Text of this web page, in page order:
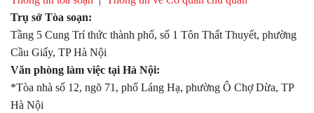
Trụ sở Tòa soạn:
Tầng 5 Cung Trí thức thành phố, số 1 Tôn Thất Thuyết, phường
Cầu Giấy, TP Hà Nội
Văn phòng làm việc tại Hà Nội:
*Tòa nhà số 12, ngõ 71, phố Láng Hạ, phường Ô Chợ Dừa, TP
Hà Nội